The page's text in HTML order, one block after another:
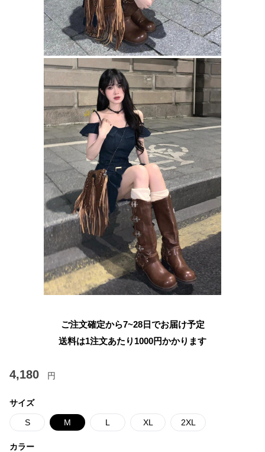
ご注文確定から7~28日でお届け予定
送料は1注文あたり 1000円かかります
4,180 円
サイズ
S M L XL 2XL
カラー